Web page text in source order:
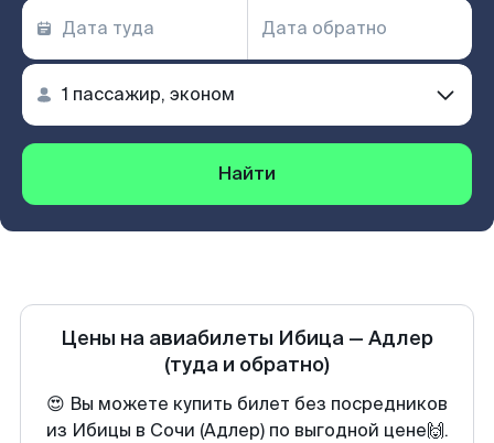
Найти
Цены на авиабилеты Ибица — Адлер
(туда и обратно)
😍 Вы можете купить билет без посредников
из Ибицы в Сочи (Адлер) по выгодной цене🙌.